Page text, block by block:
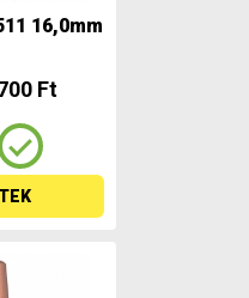
16,0mm
Ft